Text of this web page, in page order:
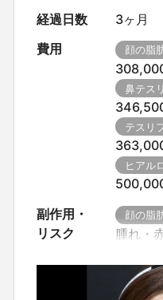
経過日数
3ヶ月
費用
顔の脂
鼻テス
テスリ
ヒアル
副作用・
リスク
顔の脂
腫れ・
挿入部
血・血